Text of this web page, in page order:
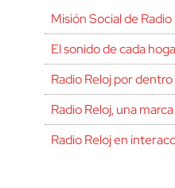
Misión Social de Radio
El sonido de cada
Radio Reloj por dentro
Radio Reloj, una
Radio Reloj en